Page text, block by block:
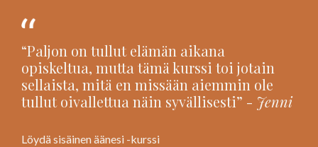
“Paljon on tullut elämän aikana
opiskeltua, mutta tämä kurssi toi jotain
sellaista, mitä en missään aiemmin ole
tullut oivallettua näin syvällisesti” - Jenni
Löydä sisäinen äänesi -kurssi